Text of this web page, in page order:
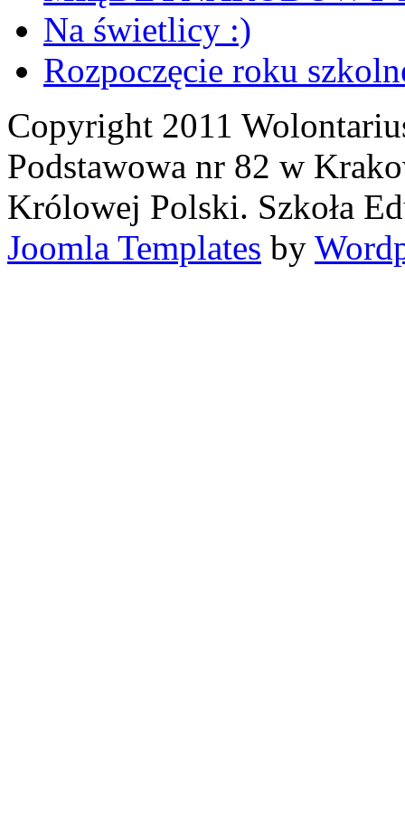
Na świetlicy :)
Rozpoczęcie roku
Copyright 2011
Podstawowa nr 82 w
Królowej Polski. Szkoła
Joomla Templates by